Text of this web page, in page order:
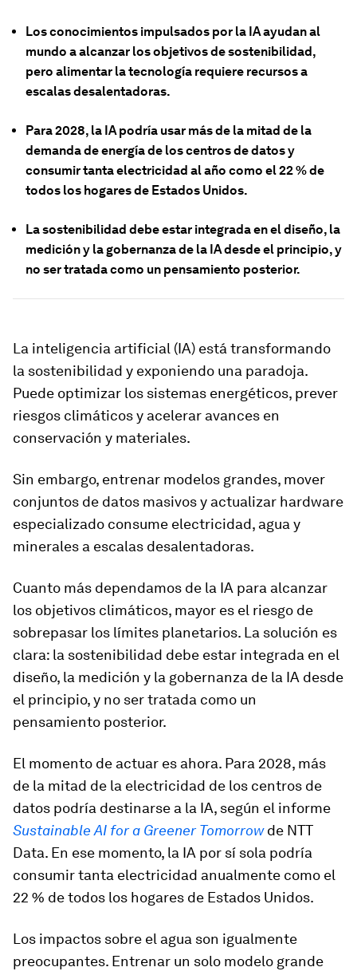
Los conocimientos impulsados por la IA ayudan al
mundo a alcanzar los objetivos de sostenibilidad,
pero alimentar la tecnología requiere recursos a
escalas desalentadoras.
Para 2028, la IA podría usar más de la mitad de la
demanda de energía de los centros de datos y
consumir tanta electricidad al año como el 22 % de
todos los hogares de Estados Unidos.
La sostenibilidad debe estar integrada en el diseño, la
medición y la gobernanza de la IA desde el principio, y
no ser tratada como un pensamiento posterior.
La inteligencia artificial (IA) está transformando
la sostenibilidad y exponiendo una paradoja.
Puede optimizar los sistemas energéticos, prever
riesgos climáticos y acelerar avances en
conservación y materiales.
Sin embargo, entrenar modelos grandes, mover
conjuntos de datos masivos y actualizar hardware
especializado consume electricidad, agua y
minerales a escalas desalentadoras.
Cuanto más dependamos de la IA para alcanzar
los objetivos climáticos, mayor es el riesgo de
sobrepasar los límites planetarios. La solución es
clara: la sostenibilidad debe estar integrada en el
diseño, la medición y la gobernanza de la IA desde
el principio, y no ser tratada como un
pensamiento posterior.
El momento de actuar es ahora. Para 2028, más
de la mitad de la electricidad de los centros de
datos podría destinarse a la IA, según el informe
Sustainable AI for a Greener Tomorrowde NTT
Data. En ese momento, la IA por sí sola podría
consumir tanta electricidad anualmente como el
22 % de todos los hogares de Estados Unidos.
Los impactos sobre el agua son igualmente
preocupantes. Entrenar un solo modelo grande